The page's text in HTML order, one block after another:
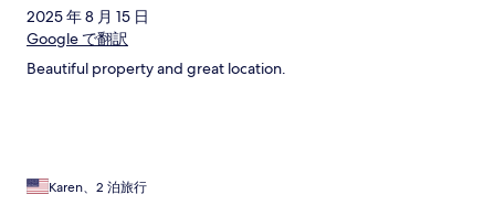
2025 年 8 月 15 日
Google で翻訳
Beautiful property and great location.
Karen、2 泊旅行